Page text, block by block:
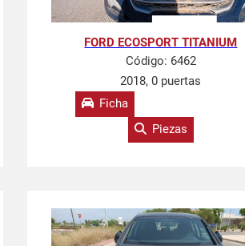
FORD ECOSPORT TITANIUM
Código: 6462
2018, 0 puertas
Ficha
Piezas